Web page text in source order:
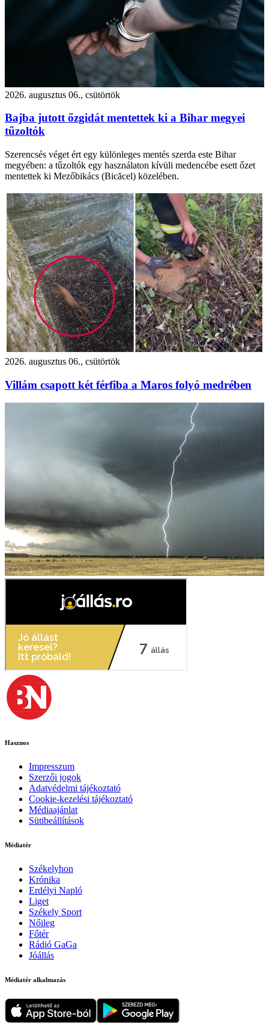
2026. augusztus 06., csütörtök
Bajba jutott őzgidát mentettek ki a Bihar megyei
tűzoltók
Szerencsés véget ért egy különleges mentés szerda este Bihar
megyében: a tűzoltók egy használaton kívüli medencébe esett őzet
mentettek ki Mezőbikács (Bicăcel) közelében.
2026. augusztus 06., csütörtök
Villám csapott két férfiba a Maros folyó medrében
Hasznos
Impresszum
Szerzői jogok
Adatvédelmi tájékoztató
Cookie-kezelési tájékoztató
Médiaajánlat
Sütibeállítások
Médiatér
Székelyhon
Krónika
Erdélyi Napló
Liget
Székely Sport
Nőileg
Főtér
Rádió GaGa
Jóállás
Médiatér alkalmazás